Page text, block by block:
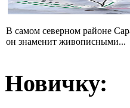
В самом северном районе
он знаменит живописными...
Новичку: